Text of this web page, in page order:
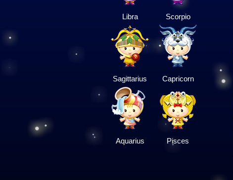
Libra Scorpio
Sagittarius Capricorn
Aquarius Pisces